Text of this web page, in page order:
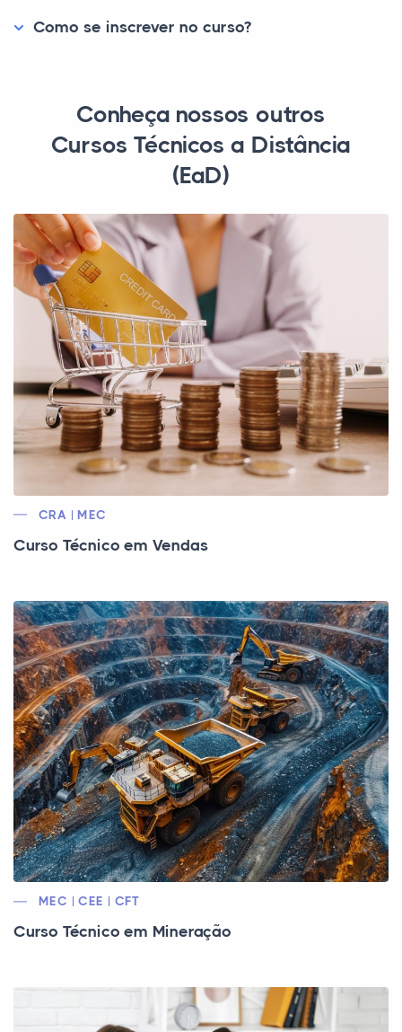
Como se inscrever no curso?
Conheça nossos outros
Cursos Técnicos a Distância
(EaD)
CRA | MEC
Curso Técnico em Vendas
MEC | CEE | CFT
Curso Técnico em Mineração